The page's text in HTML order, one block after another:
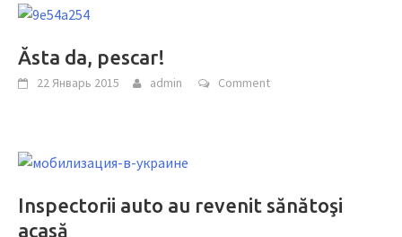
Ăsta da, pescar!
22 Январь 2015 admin Comment
Inspectorii auto au revenit sănătoşi
acasă